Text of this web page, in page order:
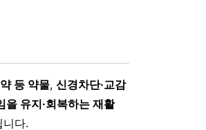
등 약물, 신경차단·교감
을 유지·회복하는 재활
다.